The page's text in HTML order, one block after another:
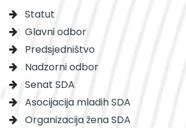
Statut
Glavni odbor
Predsjedništvo
Nadzorni odbor
Senat SDA
Asocijacija mladih SDA
Organizacija žena SDA